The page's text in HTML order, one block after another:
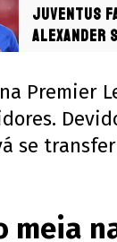
Juventus
Alexander
Premier
se
meia